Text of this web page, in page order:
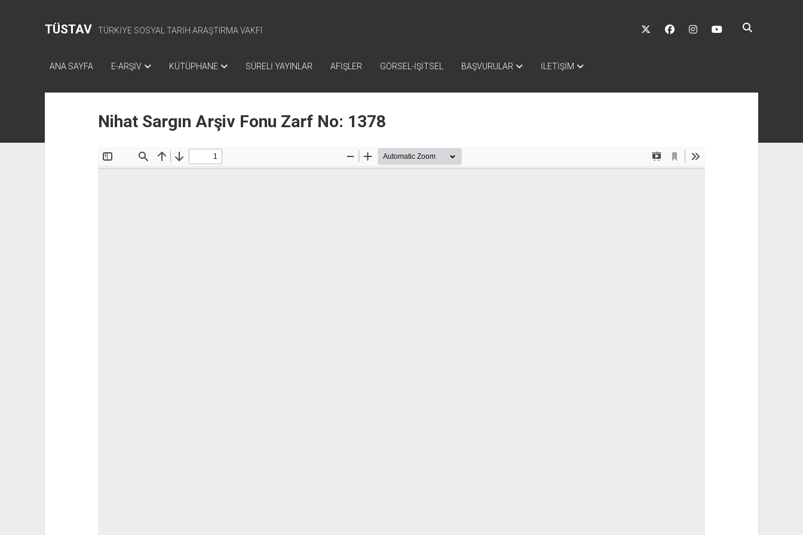
TÜSTAV TÜRKİYE SOSYAL TARİH ARAŞTIRMA VAKFI
twitter facebookinstagramyoutube
ANA SAYFA E-ARŞİV KÜTÜPHANE SÜRELİ YAYINLAR AFİŞLER GÖRSEL-İŞİTSEL BAŞVURULAR İLETİŞİM
Nihat Sargın Arşiv Fonu Zarf No: 1378